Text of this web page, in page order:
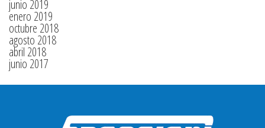
junio 2019
enero 2019
octubre 2018
agosto 2018
abril 2018
junio 2017